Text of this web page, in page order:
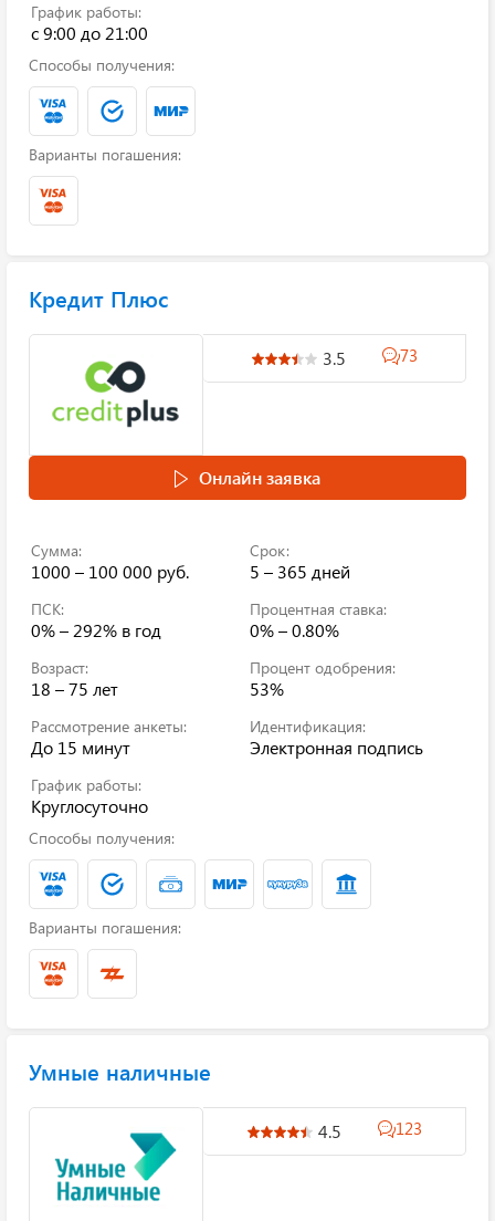
График работы:
c 9:00 до 21:00
Способы получения:
Варианты погашения:
Кредит Плюс
3.5 73
Онлайн заявка
Сумма:
1000 – 100 000 руб.
Срок:
5 – 365 дней
ПСК:
0% – 292% в год
Процентная ставка:
0% – 0.80%
Возраст:
18 – 75 лет
Процент одобрения:
53%
Рассмотрение анкеты:
До 15 минут
Идентификация:
Электронная подпись
График работы:
Круглосуточно
Способы получения:
Варианты погашения:
Умные наличные
4.5 123